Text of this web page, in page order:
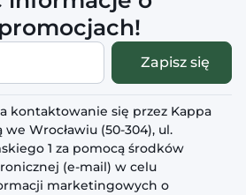
Zapisz się
kontaktowanie się przez Kappa
we Wrocławiu (50-304), ul.
1 za pomocą środków
(e-mail) w celu
marketingowych o